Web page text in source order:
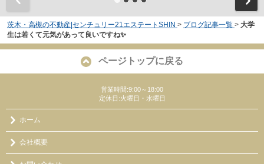
茨木・高槻の不動産|センチュリー21エステートSHIN > ブログ記事一覧 > 大学
生は若くて元気があって良いですね✨
ページトップに戻る
営業時間:9:00～18:00
定休日:火曜日・水曜日
ホーム
会社概要